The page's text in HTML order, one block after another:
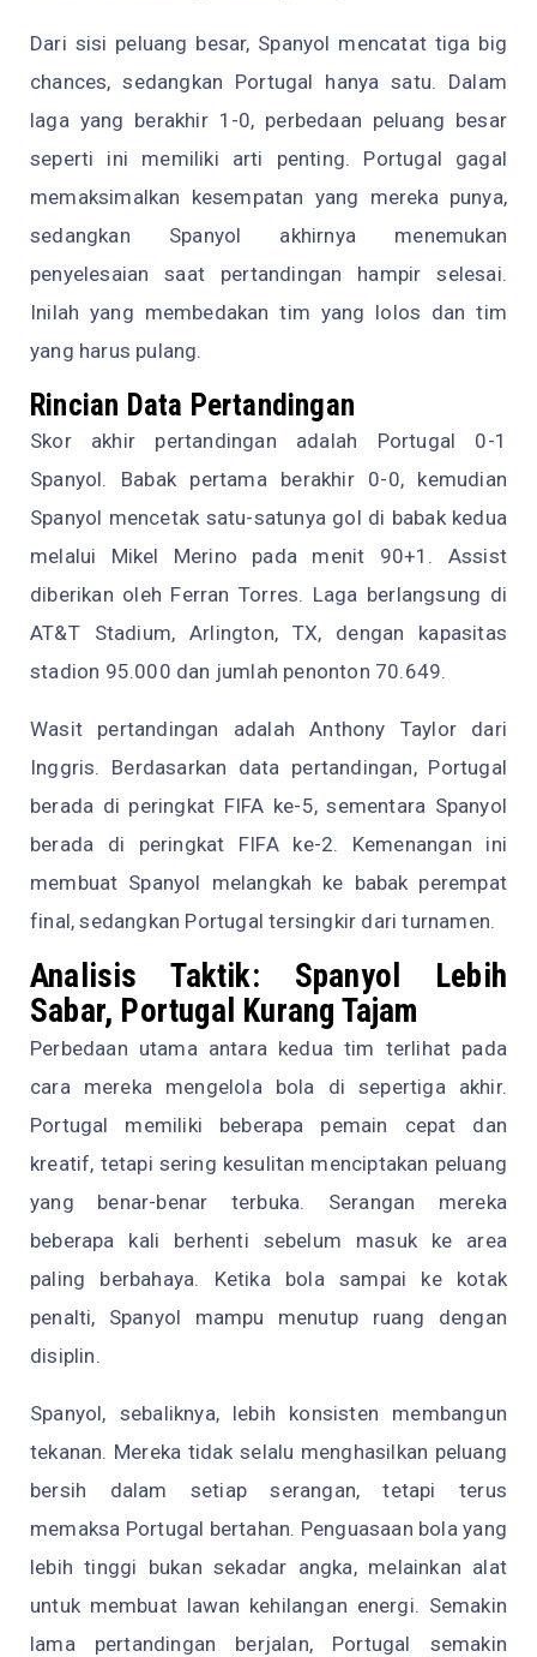
Dari sisi peluang besar, Spanyol mencatat tiga big
chances, sedangkan Portugal hanya satu. Dalam
laga yang berakhir 1-0, perbedaan peluang besar
seperti ini memiliki arti penting. Portugal gagal
memaksimalkan kesempatan yang mereka punya,
sedangkan Spanyol akhirnya menemukan
penyelesaian saat pertandingan hampir selesai.
Inilah yang membedakan tim yang lolos dan tim
yang harus pulang.
Rincian Data Pertandingan
Skor akhir pertandingan adalah Portugal 0-1
Spanyol. Babak pertama berakhir 0-0, kemudian
Spanyol mencetak satu-satunya gol di babak kedua
melalui Mikel Merino pada menit 90+1. Assist
diberikan oleh Ferran Torres. Laga berlangsung di
AT&T Stadium, Arlington, TX, dengan kapasitas
stadion 95.000 dan jumlah penonton 70.649.
Wasit pertandingan adalah Anthony Taylor dari
Inggris. Berdasarkan data pertandingan, Portugal
berada di peringkat FIFA ke-5, sementara Spanyol
berada di peringkat FIFA ke-2. Kemenangan ini
membuat Spanyol melangkah ke babak perempat
final, sedangkan Portugal tersingkir dari turnamen.
Analisis Taktik: Spanyol Lebih
Sabar, Portugal Kurang Tajam
Perbedaan utama antara kedua tim terlihat pada
cara mereka mengelola bola di sepertiga akhir.
Portugal memiliki beberapa pemain cepat dan
kreatif, tetapi sering kesulitan menciptakan peluang
yang benar-benar terbuka. Serangan mereka
beberapa kali berhenti sebelum masuk ke area
paling berbahaya. Ketika bola sampai ke kotak
penalti, Spanyol mampu menutup ruang dengan
disiplin.
Spanyol, sebaliknya, lebih konsisten membangun
tekanan. Mereka tidak selalu menghasilkan peluang
bersih dalam setiap serangan, tetapi terus
memaksa Portugal bertahan. Penguasaan bola yang
lebih tinggi bukan sekadar angka, melainkan alat
untuk membuat lawan kehilangan energi. Semakin
lama pertandingan berjalan, Portugal semakin